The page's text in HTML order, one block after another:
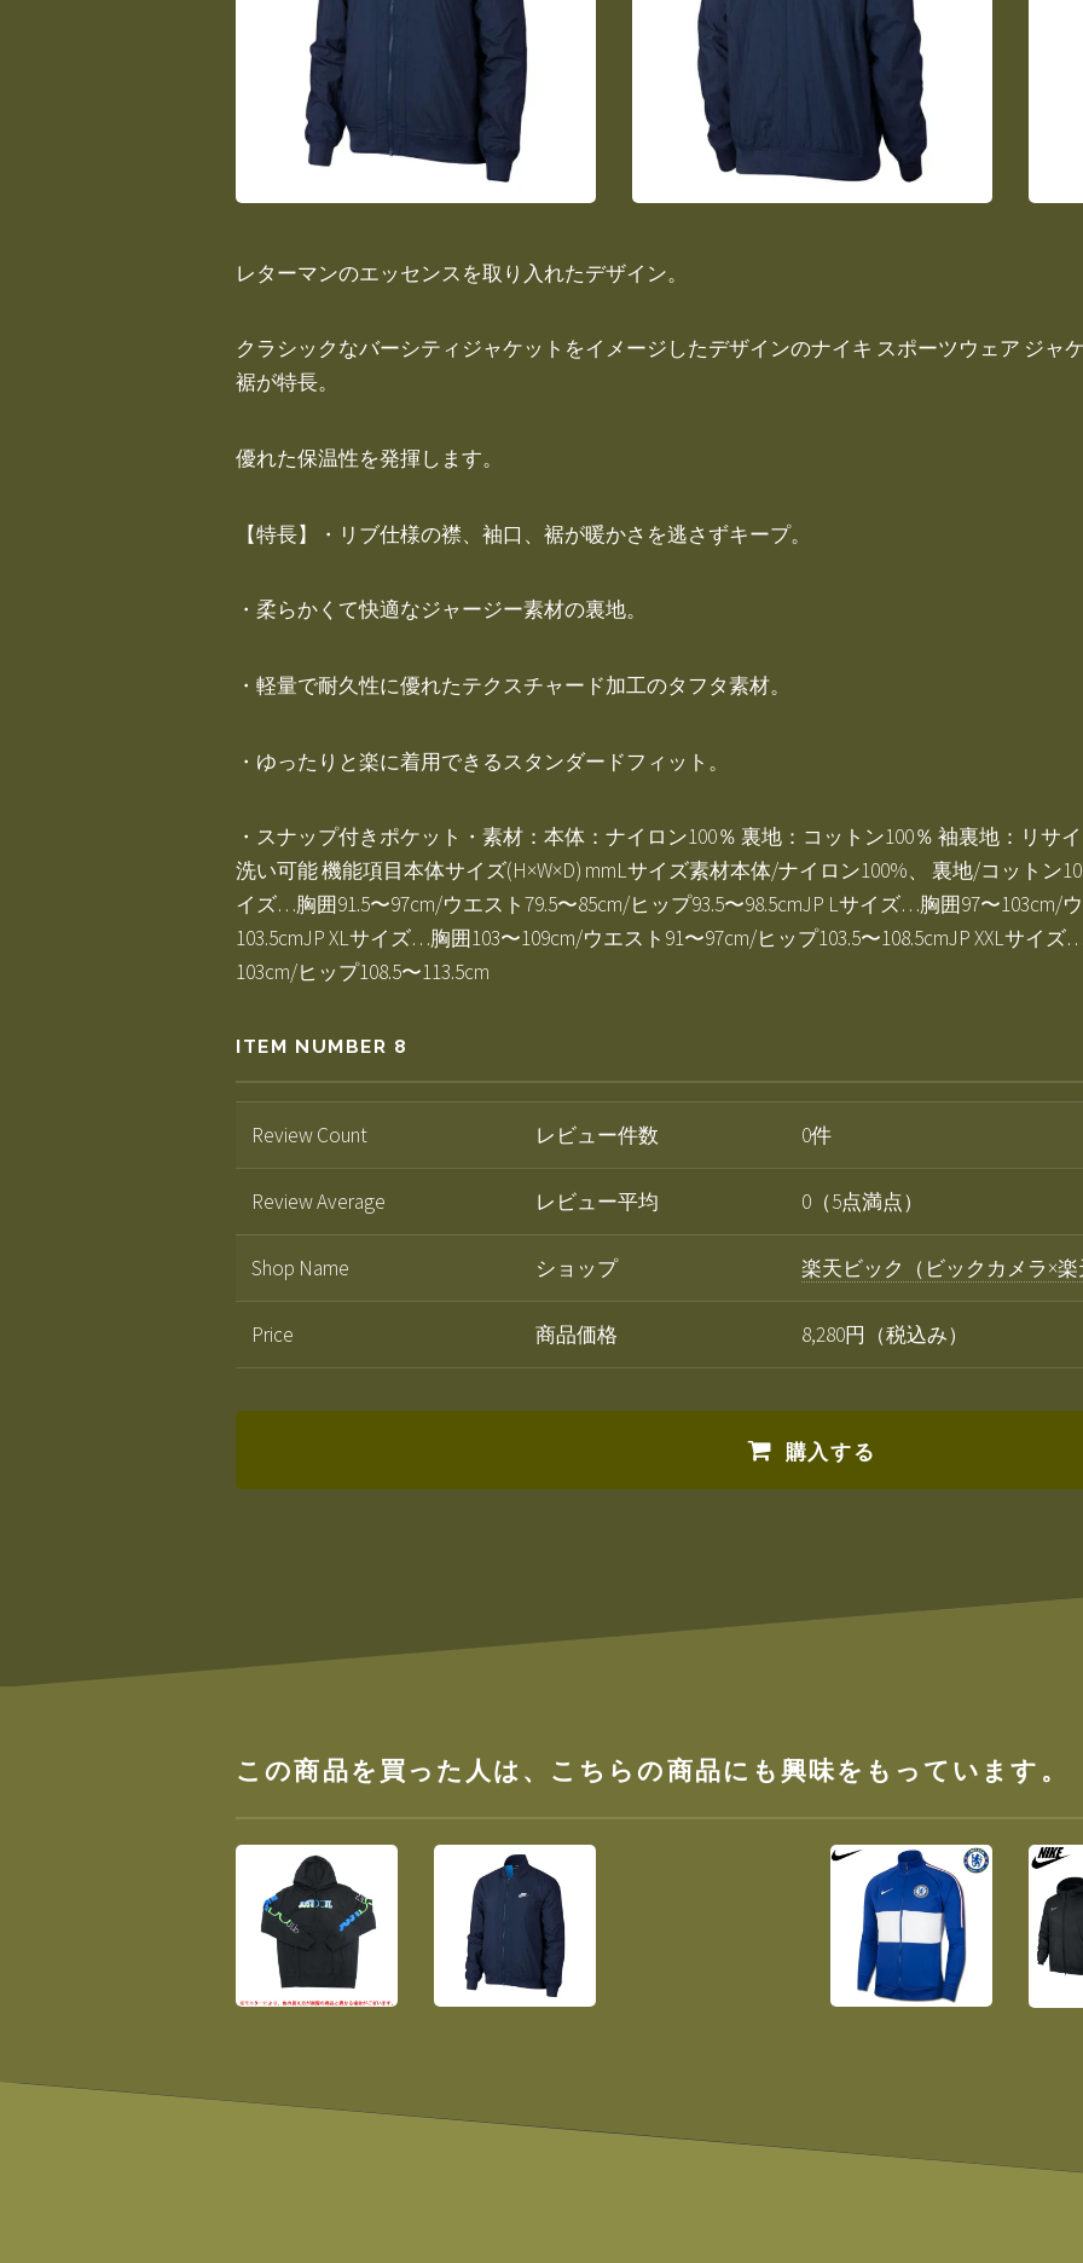
レターマンのエッセンスを取り入れたデザイン。
クラシックなバーシティジャケットをイメージしたデザインのナイキ スポーツウェア ジャ
裾が特長。
優れた保温性を発揮します。
【特長】・リブ仕様の襟、袖口、裾が暖かさを逃さずキープ。
・柔らかくて快適なジャージー素材の裏地。
・軽量で耐久性に優れたテクスチャード加工のタフタ素材。
・ゆったりと楽に着用できるスタンダードフィット。
・スナップ付きポケット・素材：本体：ナイロン100％ 裏地：コットン100％ 袖裏地：リサ
洗い可能 機能項目本体サイズ(H×W×D) mmLサイズ素材本体/ナイロン100%、 裏地/コット
イズ…胸囲91.5〜97cm/ウエスト79.5〜85cm/ヒップ93.5〜98.5cmJP Lサイズ…胸囲97〜103cm/
103.5cmJP XLサイズ…胸囲103〜109cm/ウエスト91〜97cm/ヒップ103.5〜108.5cmJP XXLサイ
103cm/ヒップ108.5〜113.5cm
ITEM NUMBER 8
Review Count レビュー件数 0件
Review Average レビュー平均 0（5点満点）
Shop Name ショップ 楽天ビック（ビックカメラ×
Price 商品価格 8,280円（税込み）
購入する
この商品を買った人は、こちらの商品にも興味をもっています。